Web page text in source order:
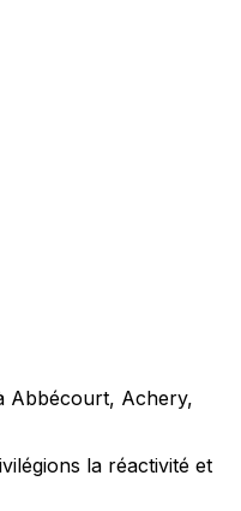
Abbécourt, Achery,
la réactivité et